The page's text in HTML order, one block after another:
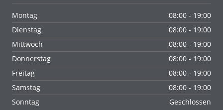
Montag
08:00 - 19:00
Dienstag
08:00 - 19:00
Mittwoch
08:00 - 19:00
Donnerstag
08:00 - 19:00
Freitag
08:00 - 19:00
Samstag
08:00 - 19:00
Sonntag
Geschlossen